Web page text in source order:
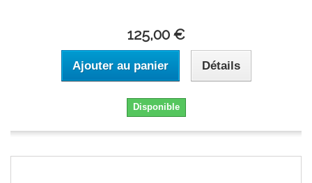
125,00 €
Ajouter au panier Détails
Disponible